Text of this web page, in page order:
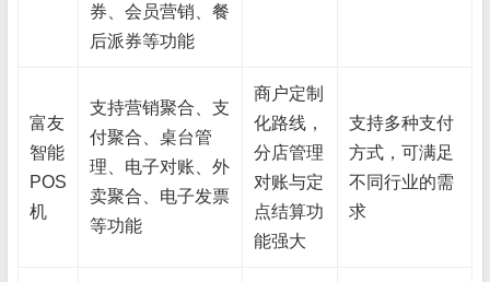
券、会员营销、餐
后派券等功能
富友
智能
POS
机
支持营销聚合、支
付聚合、桌台管
理、电子对账、外
卖聚合、电子发票
等功能
商户定制
化路线，
分店管理
对账与定
点结算功
能强大
支持多种支付
方式，可满足
不同行业的需
求